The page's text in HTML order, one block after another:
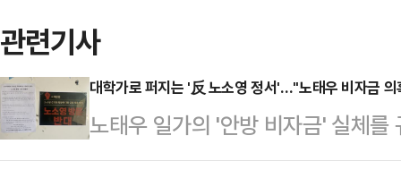
관련기사
대학가로 퍼지는 '反 노소영 정서'…"노태우 비자금 의
노태우 일가의 '안방 비자금' 실체
가운데, 노소영 아트센터 나비 관장